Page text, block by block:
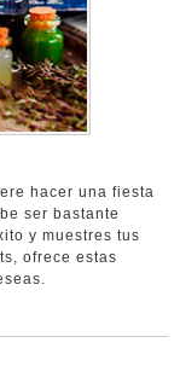
hacer una fiesta
ser bastante
y muestres tus
ofrece estas